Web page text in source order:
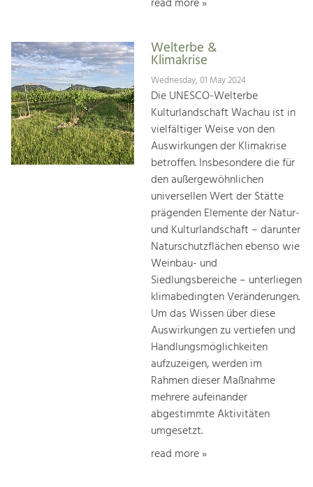
read more »
Welterbe &
Klimakrise
Wednesday, 01 May 2024
Die UNESCO-Welterbe
Kulturlandschaft Wachau ist in
vielfältiger Weise von den
Auswirkungen der Klimakrise
betroffen. Insbesondere die für
den außergewöhnlichen
universellen Wert der Stätte
prägenden Elemente der Natur-
und Kulturlandschaft – darunter
Naturschutzflächen ebenso wie
Weinbau- und
Siedlungsbereiche – unterliegen
klimabedingten Veränderungen.
Um das Wissen über diese
Auswirkungen zu vertiefen und
Handlungsmöglichkeiten
aufzuzeigen, werden im
Rahmen dieser Maßnahme
mehrere aufeinander
abgestimmte Aktivitäten
umgesetzt.
read more »